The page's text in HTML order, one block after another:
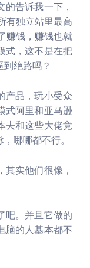
告诉我一下，
有独立站里最高
赚钱，赚钱也就
式，这不是在把
绝路吗？
产品，玩小受众
式阿里和亚马逊
去和这些大佬竞
哪哪都不行。
实他们很像，
吧。并且它做的
脑的人基本都不